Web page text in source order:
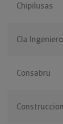
Chipilusas
Cla
Consabru